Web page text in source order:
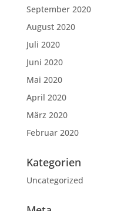
September 2020
August 2020
Juli 2020
Juni 2020
Mai 2020
April 2020
März 2020
Februar 2020
Kategorien
Uncategorized